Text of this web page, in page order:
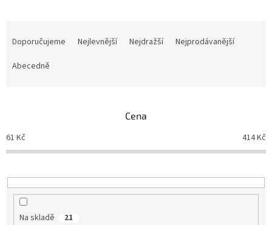
o
d
k
t
Doporučujeme Nejlevnější Nejdražší
Nejprodávanější
Abecedně
Cena
61 Kč 414Kč
Na skladě 21